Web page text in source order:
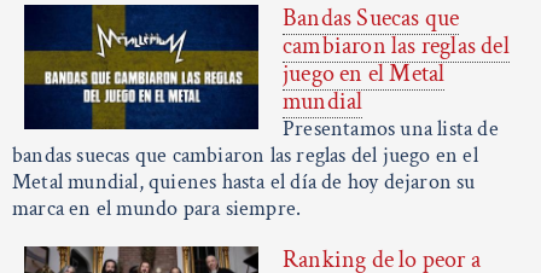
Bandas Suecas que
cambiaron las reglas del
juego en el Metal
mundial
Presentamos una lista de
bandas suecas que cambiaron las reglas del juego en el
Metal mundial, quienes hasta el día de hoy dejaron su
marca en el mundo para siempre.
Ranking de lo peor a